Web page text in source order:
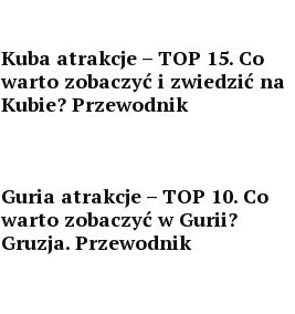
Kuba atrakcje – TOP 15. Co
warto zobaczyć i zwiedzić na
Kubie? Przewodnik
Guria atrakcje – TOP 10. Co
warto zobaczyć w Gurii?
Gruzja. Przewodnik